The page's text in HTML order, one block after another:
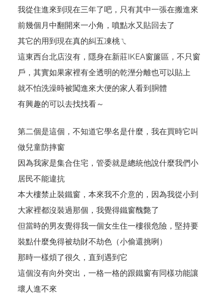
我從住進來到現在三年了吧，只有其中一張在搬進來
前幾個月中翻開來一小角，噴點水又貼回去了
其它的用到現在真的糾五凍桃ㄟ
這東西台北店沒有，隱身在新莊IKEA窗簾區，不只窗
戶，其實如果家裡有全透明的乾溼分離也可以貼上
就不怕洗澡時被闖進來大便的家人看到胴體
有興趣的可以去找找看～
第二個是這個 ，不知道它學名是什麼，我在買時它叫
做兒童防摔窗
因為我家是集合住宅，管委就是總統他說什麼我們小
居民不能違抗
本大樓禁止裝鐵窗，本來我不介意的，因為我從小到
大家裡都沒裝過那個，我覺得鐵窗醜斃了
但當時的男友覺得我一個女生住一樓很危險，堅持要
裝點什麼免得被劫財不劫色（小偷還挑咧）
那時一樣煩了很久，直到遇到它
這個沒有向外突出，一格一格的跟鐵窗有同樣功能讓
壞人進不來